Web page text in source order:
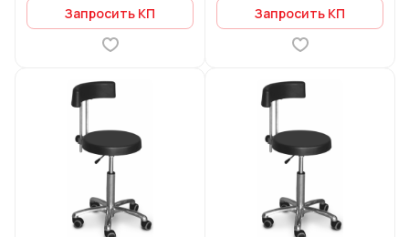
Запросить КП Запросить КП